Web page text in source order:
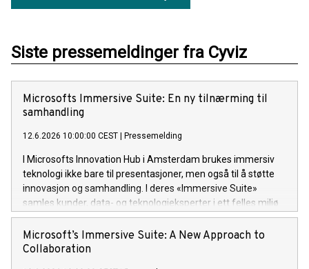
Siste pressemeldinger fra Cyviz
Microsofts Immersive Suite: En ny tilnærming til
samhandling
12.6.2026 10:00:00 CEST Pressemelding
I Microsofts Innovation Hub i Amsterdam brukes immersiv
teknologi ikke bare til presentasjoner, men også til å støtte
innovasjon og samhandling. I deres «Immersive Suite»
samles kunder, data- og teknologieksperter i ett felles miljø
for å løse utfordringer mer effektivt.
Microsoft’s Immersive Suite: A New Approach to
Collaboration